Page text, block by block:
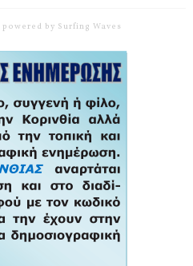
powered by Surfing Waves